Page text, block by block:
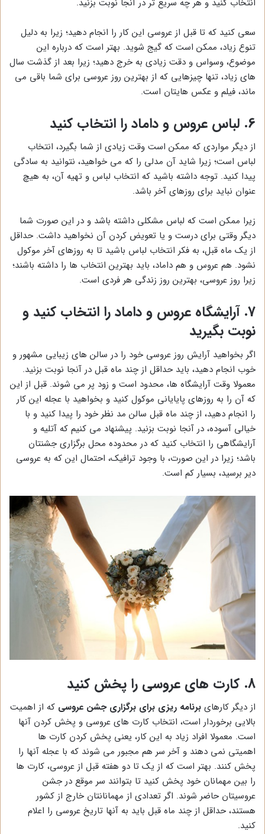
سعی کنید که تا قبل از عروسی این کار را انجام دهید؛ زیرا به دلیل
تنوع زیاد، ممکن است که گیج شوید. بهتر است که درباره این
موضوع، وسواس و دقت زیادی به خرج دهید؛ زیرا بعد از گذشت سال
های زیاد، تنها چیزهایی که از بهترین روز عروسی برای شما باقی می
ماند، فیلم و عکس هایتان است.
6. لباس عروس و داماد را انتخاب کنید
از دیگر مواردی که ممکن است وقت زیادی از شما بگیرد، انتخاب
لباس است؛ زیرا شاید آن مدلی را که می خواهید، نتوانید به سادگی
پیدا کنید. توجه داشته باشید که انتخاب لباس و تهیه آن، به هیچ
عنوان نباید برای روزهای آخر باشد.
زیرا ممکن است که لباس مشکلی داشته باشد و در این صورت شما
دیگر وقتی برای درست و یا تعویض کردن آن نخواهید داشت. حداقل
از یک ماه قبل، به فکر انتخاب لباس باشید تا به روزهای آخر موکول
نشود. هم عروس و هم داماد، باید بهترین انتخاب ها را داشته باشند؛
زیرا روز عروسی، بهترین روز زندگی هر فردی است.
7. آرایشگاه عروس و داماد را انتخاب کنید و
نوبت بگیرید
اگر بخواهید آرایش روز عروسی خود را در سالن های زیبایی مشهور و
خوب انجام دهید، باید حداقل از چند ماه قبل در آنجا نوبت بزنید.
معمولا وقت آرایشگاه ها، محدود است و زود پر می شوند. قبل از این
که آن را به روزهای پایایانی موکول کنید و بخواهید با عجله این کار
را انجام دهید، از چند ماه قبل سالن مد نظر خود را پیدا کنید و با
خیالی آسوده، در آنجا نوبت بزنید. پیشنهاد می کنیم که آتلیه و
آرایشگاهی را انتخاب کنید که در محدوده محل برگزاری جشنتان
باشد؛ زیرا در این صورت، با وجود ترافیک، احتمال این که به عروسی
دیر برسید، بسیار کم است.
8. کارت های عروسی را پخش کنید
از دیگر کارهای برنامه ریزی برای برگزاری جشن عروسی که از اهمیت
بالایی برخوردار است، انتخاب کارت های عروسی و پخش کردن آنها
است. معمولا افراد زیاد به این کار، یعنی پخش کردن کارت ها
اهمیتی نمی دهند و آخر سر هم مجبور می شوند که با عجله آنها را
پخش کنند. بهتر است که از یک تا دو هفته قبل از عروسی، کارت ها
را بین مهمانان خود پخش کنید تا بتوانند سر موقع در جشن
عروسیتان حاضر شوند. اگر تعدادی از مهمانانتان خارج از کشور
هستند، حداقل از چند ماه قبل باید به آنها تاریخ عروسی را اعلام
کنید.